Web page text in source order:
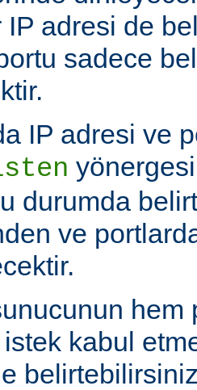
IP adresi de
sadece
IP adresi ve
durumda
ve
hem
istek kabul